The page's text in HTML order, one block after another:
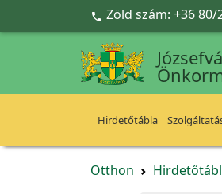
Ugrás a fő tartalomra
 Zöld szám: +36 80/
Hirdetőtábla
Otthon